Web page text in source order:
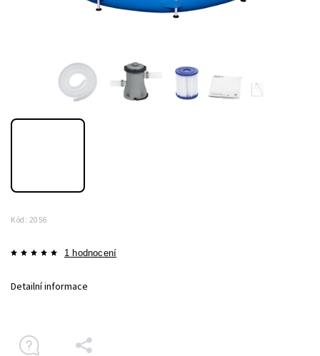
Kód: 2056
1 hodnocení
Detailní informace